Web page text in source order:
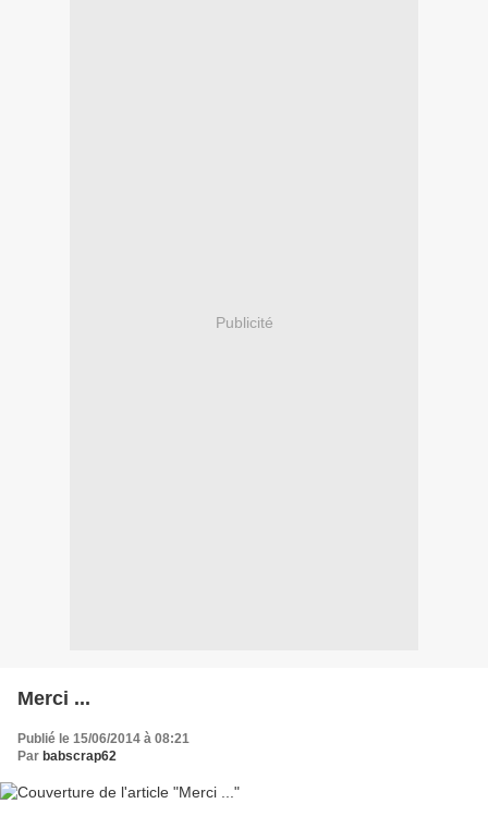
Publicité
Merci ...
Publié le 15/06/2014 à 08:21
Par babscrap62